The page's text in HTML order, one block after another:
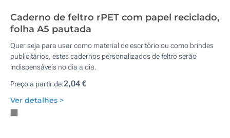
Caderno de feltro rPET com papel reciclado,
folha A5 pautada
Quer seja para usar como material de escritório ou como brindes
publicitários, estes cadernos personalizados de feltro serão
indispensáveis no dia a dia.
Preço a partir de:2,04 €
Ver detalhes >